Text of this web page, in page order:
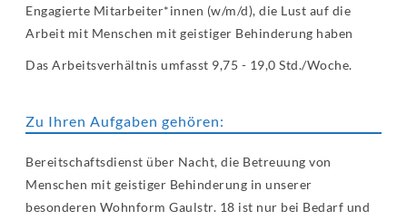
Engagierte Mitarbeiter*innen (w/m/d), die Lust auf die
Arbeit mit Menschen mit geistiger Behinderung haben
Das Arbeitsverhältnis umfasst 9,75 - 19,0 Std./Woche.
Zu Ihren Aufgaben gehören:
Bereitschaftsdienst über Nacht, die Betreuung von
Menschen mit geistiger Behinderung in unserer
besonderen Wohnform Gaulstr. 18 ist nur bei Bedarf und